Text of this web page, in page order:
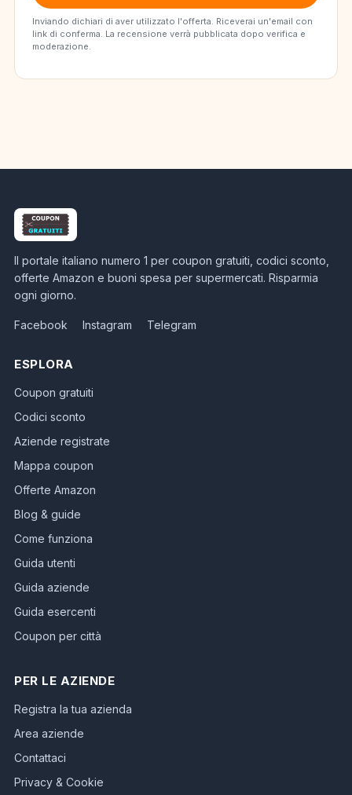
Inviando dichiari di aver utilizzato l'offerta. Riceverai un'email con
link di conferma. La recensione verrà pubblicata dopo verifica e
moderazione.
Il portale italiano numero 1 per coupon gratuiti, codici sconto,
offerte Amazon e buoni spesa per supermercati. Risparmia
ogni giorno.
Facebook Instagram Telegram
ESPLORA
Coupon gratuiti
Codici sconto
Aziende registrate
Mappa coupon
Offerte Amazon
Blog & guide
Come funziona
Guida utenti
Guida aziende
Guida esercenti
Coupon per città
PER LE AZIENDE
Registra la tua azienda
Area aziende
Contattaci
Privacy & Cookie